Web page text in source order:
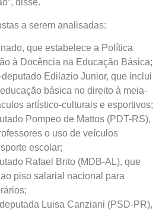
disse.
a serem analisadas:
que estabelece a Política
à Docência na Educação Básica;
deputado Edilazio Junior, que inclui
básica no direito à meia-
artístico-culturais e esportivos;
Pompeo de Mattos (PDT-RS),
o uso de veículos
escolar;
Rafael Brito (MDB-AL), que
piso salarial nacional para
Luisa Canziani (PSD-PR),